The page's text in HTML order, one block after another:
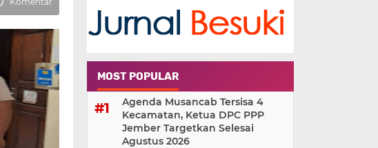
MOST POPULAR
Agenda Musancab Tersisa 4
Kecamatan, Ketua DPC PPP
Jember Targetkan Selesai
Agustus 2026